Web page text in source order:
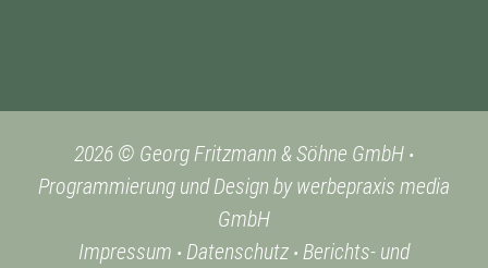
2026 © Georg Fritzmann & Söhne GmbH •
Programmierung und Design by werbepraxis media
GmbH
Impressum • Datenschutz • Berichts- und